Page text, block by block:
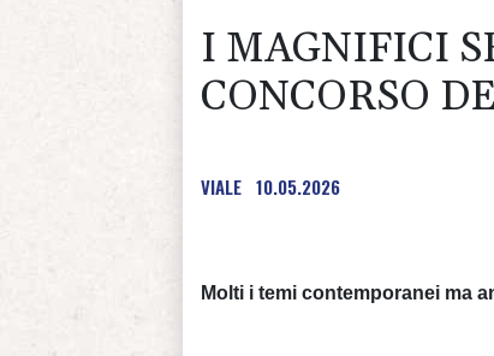
I MAGNIFICI
CONCORSO
VIALE 10.05.2026
Molti i temi contemporanei ma